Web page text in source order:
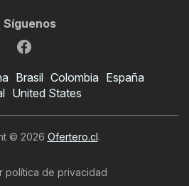
Síguenos
Brasil Colombia España
United States
© 2026 Ofertero.cl.
política de privacidad